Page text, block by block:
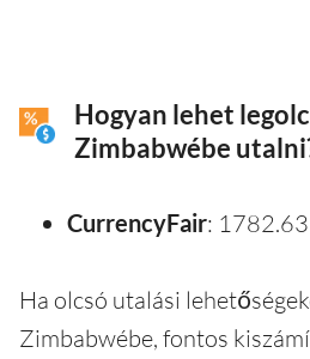
Hogyan lehet
Zimbabwébe
CurrencyFair:
Ha olcsó utalási
Zimbabwébe, fontos